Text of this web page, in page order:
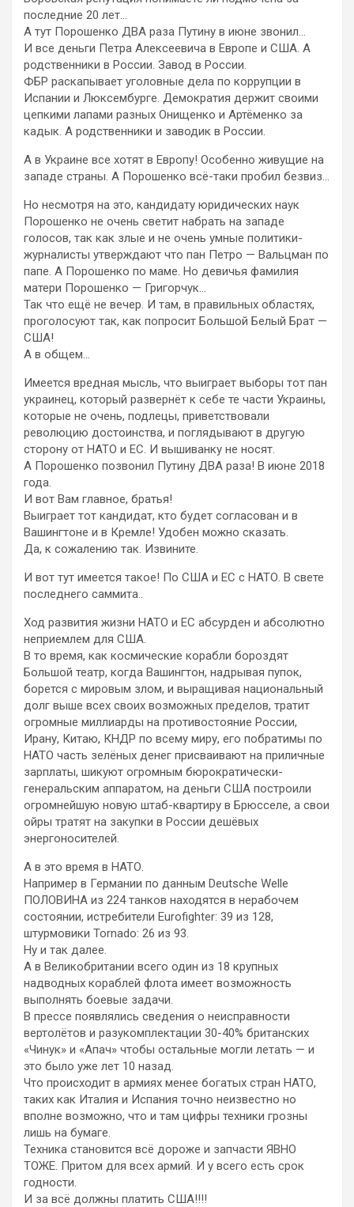
последние 20 лет…
А тут Порошенко ДВА раза Путину в июне звонил…
И все деньги Петра Алексеевича в Европе и США. А
родственники в России. Завод в России.
ФБР раскапывает уголовные дела по коррупции в
Испании и Люксембурге. Демократия держит своими
цепкими лапами разных Онищенко и Артёменко за
кадык. А родственники и заводик в России.
А в Украине все хотят в Европу! Особенно живущие на
западе страны. А Порошенко всё-таки пробил безвиз…
Но несмотря на это, кандидату юридических наук
Порошенко не очень светит набрать на западе
голосов, так как злые и не очень умные политики-
журналисты утверждают что пан Петро — Вальцман по
папе. А Порошенко по маме. Но девичья фамилия
матери Порошенко — Григорчук…
Так что ещё не вечер. И там, в правильных областях,
проголосуют так, как попросит Большой Белый Брат —
США!
А в общем…
Имеется вредная мысль, что выиграет выборы тот пан
украинец, который развернёт к себе те части Украины,
которые не очень, подлецы, приветствовали
революцию достоинства, и поглядывают в другую
сторону от НАТО и ЕС. И вышиванку не носят.
А Порошенко позвонил Путину ДВА раза! В июне 2018
года.
И вот Вам главное, братья!
Выиграет тот кандидат, кто будет согласован и в
Вашингтоне и в Кремле! Удобен можно сказать.
Да, к сожалению так. Извините.
И вот тут имеется такое! По США и ЕС с НАТО. В свете
последнего саммита..
Ход развития жизни НАТО и ЕС абсурден и абсолютно
неприемлем для США.
В то время, как космические корабли бороздят
Большой театр, когда Вашингтон, надрывая пупок,
борется с мировым злом, и выращивая национальный
долг выше всех своих возможных пределов, тратит
огромные миллиарды на противостояние России,
Ирану, Китаю, КНДР по всему миру, его побратимы по
НАТО часть зелёных денег присваивают на приличные
зарплаты, шикуют огромным бюрократически-
генеральским аппаратом, на деньги США построили
огромнейшую новую штаб-квартиру в Брюсселе, а свои
ойры тратят на закупки в России дешёвых
энергоносителей.
А в это время в НАТО.
Например в Германии по данным Deutsche Welle
ПОЛОВИНА из 224 танков находятся в нерабочем
состоянии, истребители Eurofighter: 39 из 128,
штурмовики Tornado: 26 из 93.
Ну и так далее.
А в Великобритании всего один из 18 крупных
надводных кораблей флота имеет возможность
выполнять боевые задачи.
В прессе появлялись сведения о неисправности
вертолётов и разукомплектации 30-40% британских
«Чинук» и «Апач» чтобы остальные могли летать — и
это было уже лет 10 назад.
Что происходит в армиях менее богатых стран НАТО,
таких как Италия и Испания точно неизвестно но
вполне возможно, что и там цифры техники грозны
лишь на бумаге.
Техника становится всё дороже и запчасти ЯВНО
ТОЖЕ. Притом для всех армий. И у всего есть срок
годности.
И за всё должны платить США!!!!